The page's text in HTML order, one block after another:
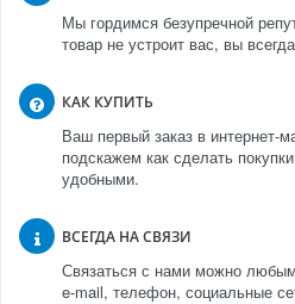
Мы гордимся безупречной
товар не устроит вас, вы
КАК КУПИТЬ
Ваш первый заказ в интернет-
подскажем как сделать
удобными.
ВСЕГДА НА СВЯЗИ
Связаться с нами можно
e-mail, телефон, социальные